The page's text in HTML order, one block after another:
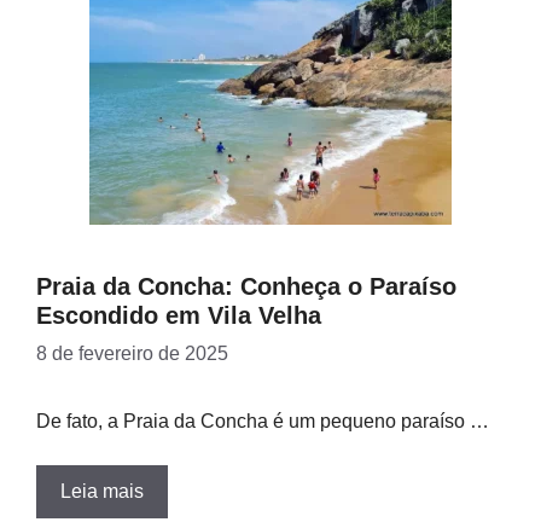
Praia da Concha: Conheça o Paraíso
Escondido em Vila Velha
8 de fevereiro de 2025
De fato, a Praia da Concha é um pequeno paraíso …
Leia mais